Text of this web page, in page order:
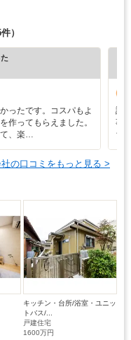
）
ったです。コスパもよ
作ってもらえました。
て、楽…
設
事
ち
の口コミをもっと見る >
キッチン・台所/浴室・ユニッ
トバス/...
戸建住宅
1600万円